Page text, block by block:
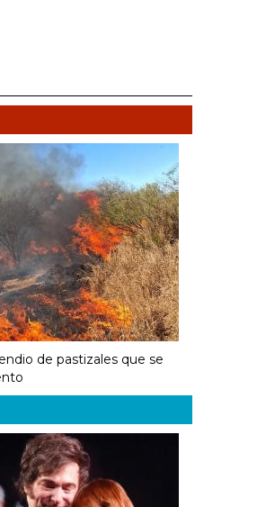
de pastizales que se